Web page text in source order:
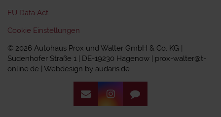
EU Data Act
Cookie Einstellungen
© 2026 Autohaus Prox und Walter GmbH & Co. KG |
Sudenhofer Straße 1 | DE-19230 Hagenow | prox-walter@t-
online.de | Webdesign by audaris.de